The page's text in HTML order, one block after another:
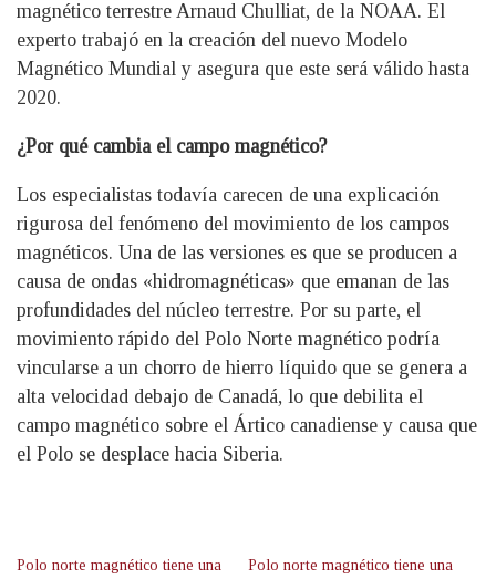
magnético terrestre Arnaud Chulliat, de la NOAA. El
experto trabajó en la creación del nuevo Modelo
Magnético Mundial y asegura que este será válido hasta
2020.
¿Por qué cambia el campo magnético?
Los especialistas todavía carecen de una explicación
rigurosa del fenómeno del movimiento de los campos
magnéticos. Una de las versiones es que se producen a
causa de ondas «hidromagnéticas» que emanan de las
profundidades del núcleo terrestre. Por su parte, el
movimiento rápido del Polo Norte magnético podría
vincularse a un chorro de hierro líquido que se genera a
alta velocidad debajo de Canadá, lo que debilita el
campo magnético sobre el Ártico canadiense y causa que
el Polo se desplace hacia Siberia.
Polo norte magnético tiene una
Polo norte magnético tiene una